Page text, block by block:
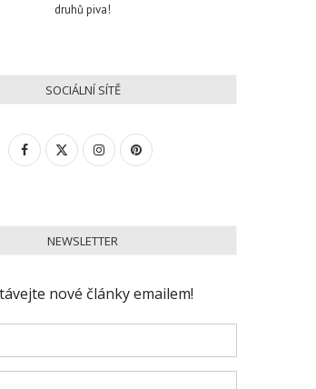
druhů piva!
SOCIÁLNÍ SÍTĚ
NEWSLETTER